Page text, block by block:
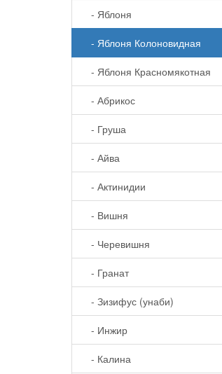
- Яблоня
- Яблоня Колоновидная
- Яблоня Красномякотная
- Абрикос
- Груша
- Айва
- Актинидии
- Вишня
- Черевишня
- Гранат
- Зизифус (унаби)
- Инжир
- Калина